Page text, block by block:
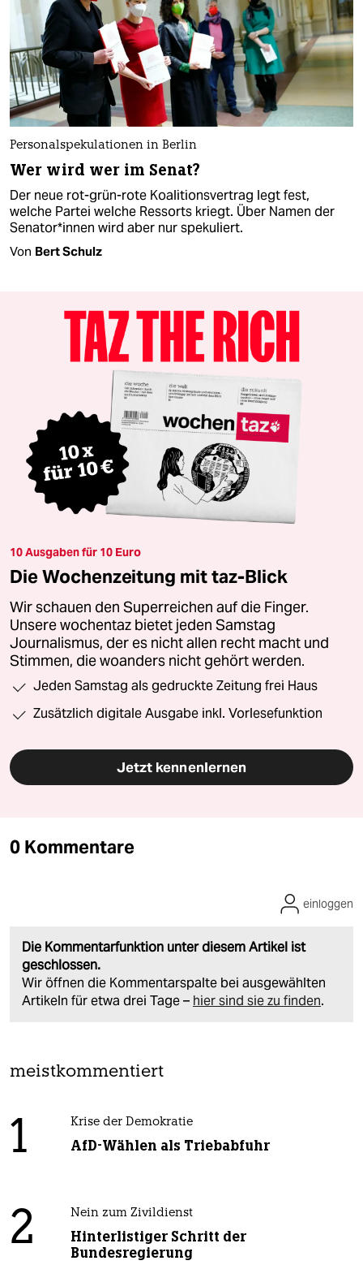
Personalspekulationen in Berlin
Wer wird wer im Senat?
Der neue rot-grün-rote Koalitionsvertrag legt fest,
welche Partei welche Ressorts kriegt. Über Namen der
Se­na­to­r*in­nen wird aber nur spekuliert.
Von Bert Schulz
10 Ausgaben für 10 Euro
Die Wochenzeitung mit taz-Blick
Wir schauen den Superreichen auf die Finger.
Unsere wochentaz bietet jeden Samstag
Journalismus, der es nicht allen recht macht und
Stimmen, die woanders nicht gehört werden.
Jeden Samstag als gedruckte Zeitung frei Haus
Zusätzlich digitale Ausgabe inkl. Vorlesefunktion
Jetzt kennenlernen
0 Kommentare
Die Kommentarfunktion unter diesem Artikel ist
geschlossen.
Wir öffnen die Kommentarspalte bei ausgewählten
Artikeln für etwa drei Tage – hier sind sie zu finden.
einloggen
meistkommentiert
1 Krise der Demokratie
AfD-Wählen als Triebabfuhr
2 Nein zum Zivildienst
Hinterlistiger Schritt der
Bundesregierung